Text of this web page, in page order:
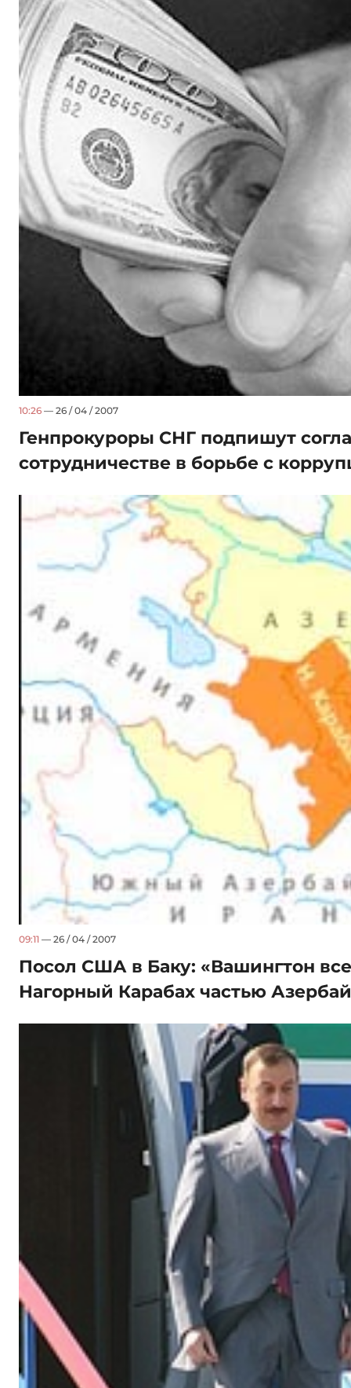
10:26 — 26 / 04 / 2007
Генпрокуроры СНГ подпишут
сотрудничестве в борьбе с
09:11 — 26 / 04 / 2007
Посол США в Баку: «Вашингтон
Нагорный Карабах частью